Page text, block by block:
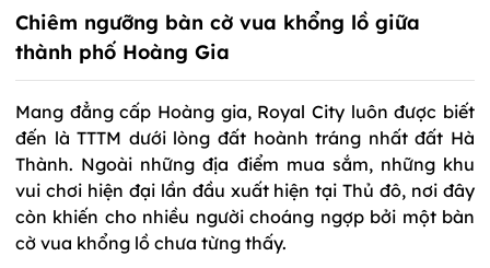
Chiêm ngưỡng bàn cờ vua khổng lồ giữa
thành phố Hoàng Gia
Mang đẳng cấp Hoàng gia, Royal City luôn được biết
đến là TTTM dưới lòng đất hoành tráng nhất đất Hà
Thành. Ngoài những địa điểm mua sắm, những khu
vui chơi hiện đại lần đầu xuất hiện tại Thủ đô, nơi đây
còn khiến cho nhiều người choáng ngợp bởi một bàn
cờ vua khổng lồ chưa từng thấy.